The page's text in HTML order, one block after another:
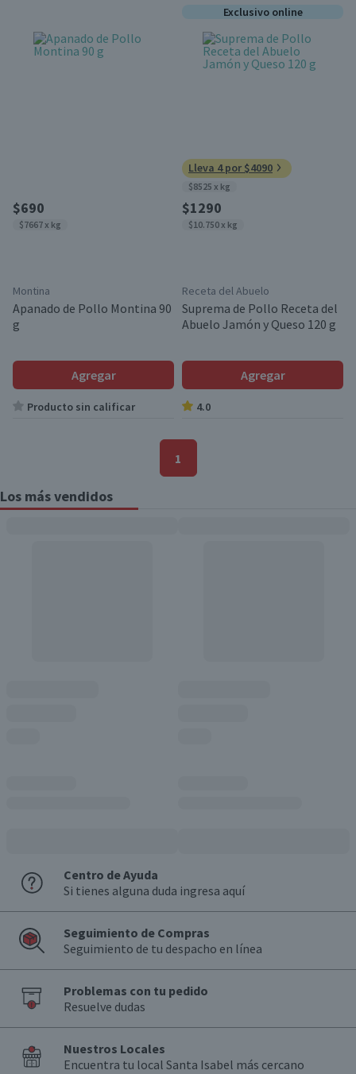
$690
$7667 x kg
Montina
Apanado de Pollo Montina 90
g
Agregar
Producto sin calificar
Exclusivo online
Lleva 4 por $4090
$8525 x kg
$1290
$10.750 x kg
Receta del Abuelo
Suprema de Pollo Receta del
Abuelo Jamón y Queso 120 g
Agregar
4.0
1
Los más vendidos
Centro de Ayuda
Si tienes alguna duda ingresa aquí
Seguimiento de Compras
Seguimiento de tu despacho en línea
Problemas con tu pedido
Resuelve dudas
Nuestros Locales
Encuentra tu local Santa Isabel más cercano